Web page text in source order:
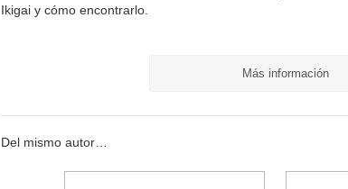
Ikigai y cómo encontrarlo.
Más información
Del mismo autor…